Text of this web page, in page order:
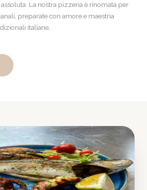
La nostra pizzeria è rinomata per
preparate con amore e maestria
italiane.